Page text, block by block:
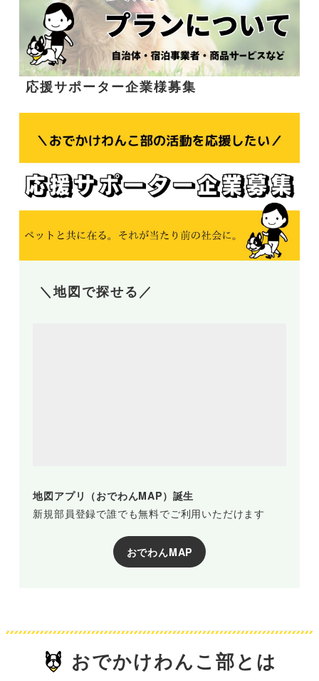
応援サポーター企業様募集
＼地図で探せる／
地図アプリ（おでわんMAP）誕生
新規部員登録で誰でも無料でご利用いただけます
おでわんMAP
おでかけわんこ部とは